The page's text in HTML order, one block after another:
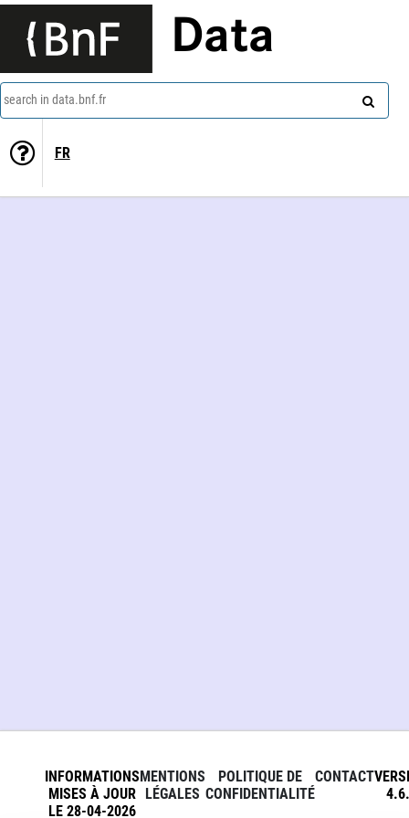
Data
search in data.bnf.fr
FR
INFORMATIONS
MISES À JOUR
LE 28-04-2026
MENTIONS
LÉGALES
POLITIQUE DE
CONFIDENTIALITÉ
CONTACT